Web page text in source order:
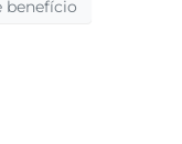
benefício